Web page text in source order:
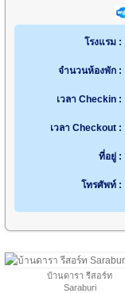
โรงแรม :
จำนวนห้องพัก :
เวลา Checkin :
เวลา Checkout :
ที่อยู่ :
โทรศัพท์ :
บ้านดารา รีสอร์ท
Saraburi